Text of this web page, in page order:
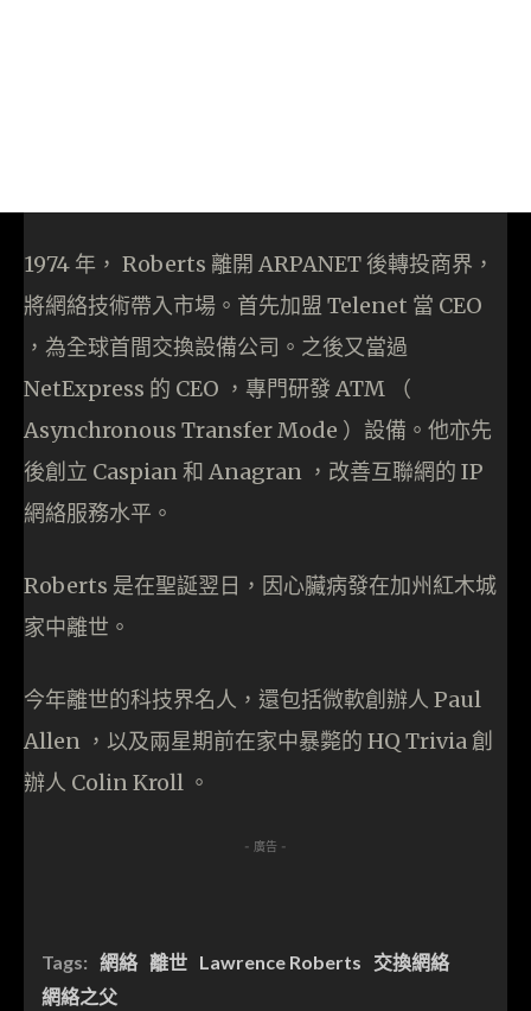
1974 年， Roberts 離開 ARPANET 後轉投商界，
將網絡技術帶入市場。首先加盟 Telenet 當 CEO
，為全球首間交換設備公司。之後又當過
NetExpress 的 CEO ，專門研發 ATM （
Asynchronous Transfer Mode ）設備。他亦先
後創立 Caspian 和 Anagran ，改善互聯網的 IP
網絡服務水平。
Roberts 是在聖誕翌日，因心臟病發在加州紅木城
家中離世。
今年離世的科技界名人，還包括微軟創辦人 Paul
Allen ，以及兩星期前在家中暴斃的 HQ Trivia 創
辦人 Colin Kroll 。
- 廣告 -
Tags: 網絡 離世 Lawrence Roberts
交換網絡
網絡之父